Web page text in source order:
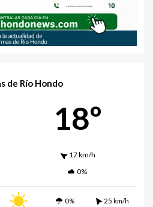
de Río Hondo
18º
17 km/h
0%
0% 25 km/h